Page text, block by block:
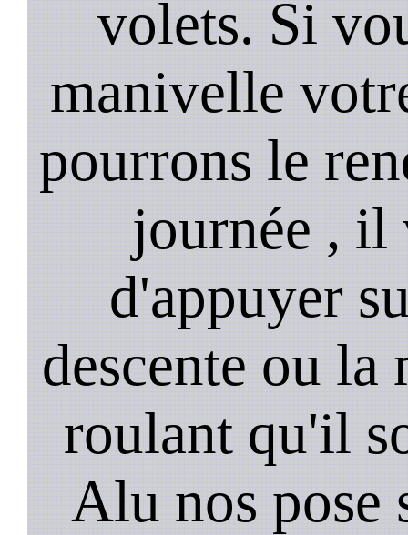
volets. Si
manivelle
pourrons le
journée , il
d'appuyer
descente ou
roulant qu'il
Alu nos pose